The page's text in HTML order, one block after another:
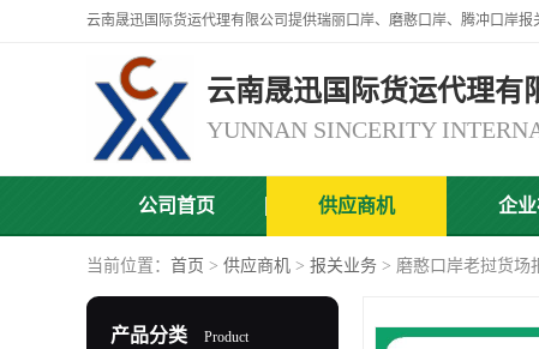
云南晟迅国际货运代理有
公司首页 供应商机 企
当前位置： 首页 > 供应商机 > 报关业务 > 磨憨口岸老挝货场
产品分类 Product